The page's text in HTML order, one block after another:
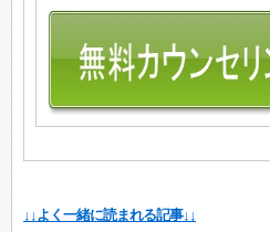
↓↓よく一緒に読まれる記事↓↓